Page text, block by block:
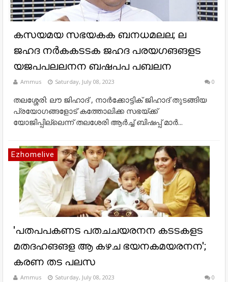
കസയമയ സഭയകക ബനധമലല; ല
ജഹദ നർകകടടക ജഹദ പരയഗങങളട
യജപപലലനന ബഷപപ പബലന
Ammus Saturday, July 08, 2023 0
തലശ്ശേരി: ലൗ ജിഹാദ് , നാര്‍ക്കോട്ടിക് ജിഹാദ് തുടങ്ങിയ
പ്രയോഗങ്ങളോട് കത്തോലിക്ക സഭയ്ക്ക്
യോജിപ്പില്ലെന്ന് തലശേരി ആര്‍ച്ച് ബിഷപ്പ് മാര്‍...
Ezhomelive
'പതപപകണട പതചചയരനന കടടകളട
മതദഹങങള ആ കഴച ഭയനകമയരനന';
കരണ തട പലസ
Ammus Saturday, July 08, 2023 0